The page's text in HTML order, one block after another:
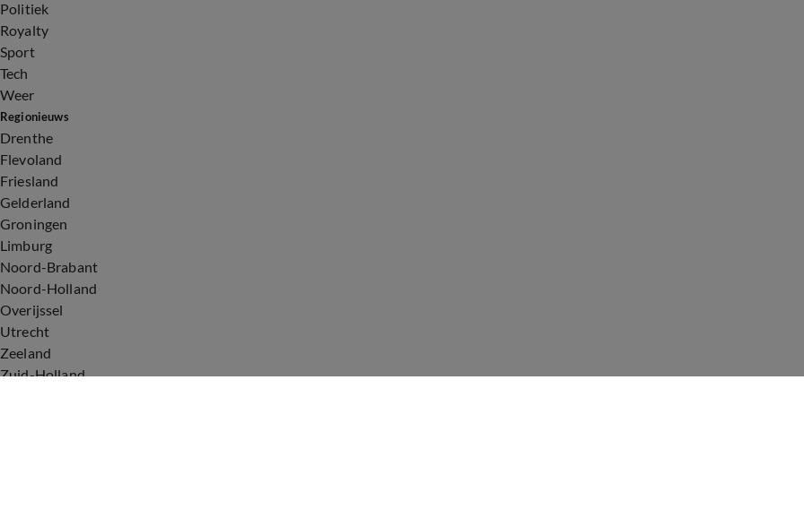
Politiek
Royalty
Sport
Tech
Weer
Regionieuws
Drenthe
Flevoland
Friesland
Gelderland
Groningen
Limburg
Noord-Brabant
Noord-Holland
Overijssel
Utrecht
Zeeland
Zuid-Holland